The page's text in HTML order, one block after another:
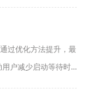
过优化方法提升，最
户减少启动等待时